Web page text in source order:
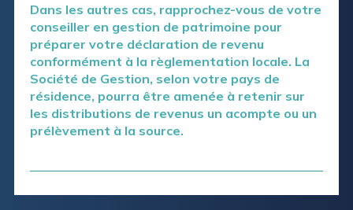
Dans les autres cas, rapprochez-vous de votre
conseiller en gestion de patrimoine pour
préparer votre déclaration de revenu
conformément à la règlementation locale. La
Société de Gestion, selon votre pays de
résidence, pourra être amenée à retenir sur
les distributions de revenus un acompte ou un
prélèvement à la source.